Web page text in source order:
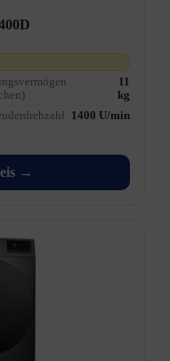
11
kg
1400 U/min
→